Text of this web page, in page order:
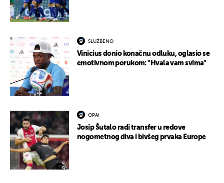
SLUŽBENO
Vinicius donio konačnu odluku, oglasio se
emotivnom porukom: "Hvala vam svima"
OPA!
Josip Šutalo radi transfer u redove
nogometnog diva i bivšeg prvaka Europe